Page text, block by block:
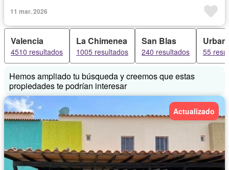
11 mar. 2026
Valencia
4510 resultados
La Chimenea
1005 resultados
San Blas
240 resultados 55
Hemos ampliado tu búsqueda y creemos que estas
propiedades te podrían interesar
Actualizado